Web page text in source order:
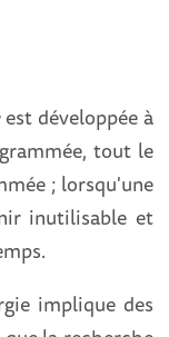
est développée à
tout le
; lorsqu'une
inutilisable et
implique des